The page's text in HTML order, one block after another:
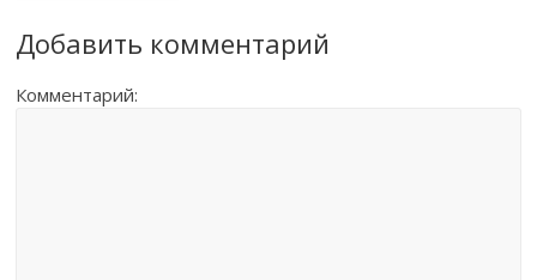
Добавить комментарий
Комментарий: